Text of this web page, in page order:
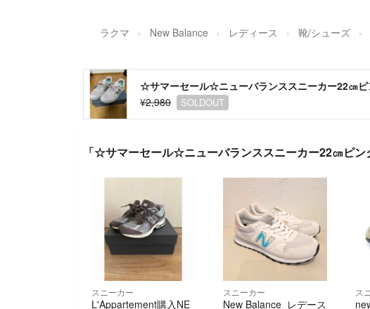
ラクマ New Balance レディース 靴/シューズ
☆サマーセール☆ニューバランススニーカー22㎝ピ
¥2,980
SOLDOUT
「☆サマーセール☆ニューバランススニーカー22㎝ピン
スニーカー
L'Appartement購入NE
スニーカー
New Balance レデース
ス